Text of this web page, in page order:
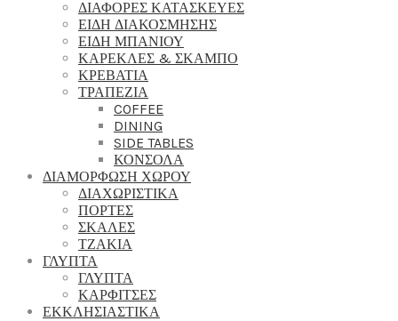
ΔΙΑΦΟΡΕΣ ΚΑΤΑΣΚΕΥΕΣ
ΕΙΔΗ ΔΙΑΚΟΣΜΗΣΗΣ
ΕΙΔΗ ΜΠΑΝΙΟΥ
ΚΑΡΕΚΛΕΣ & ΣΚΑΜΠΟ
ΚΡΕΒΑΤΙΑ
ΤΡΑΠΕΖΙΑ
COFFEE
DINING
SIDE TABLES
ΚΟΝΣΟΛΑ
ΔΙΑΜΟΡΦΩΣΗ ΧΩΡΟΥ
ΔΙΑΧΩΡΙΣΤΙΚΑ
ΠΟΡΤΕΣ
ΣΚΑΛΕΣ
ΤΖΑΚΙΑ
ΓΛΥΠΤΑ
ΓΛΥΠΤΑ
ΚΑΡΦΙΤΣΕΣ
ΕΚΚΛΗΣΙΑΣΤΙΚΑ